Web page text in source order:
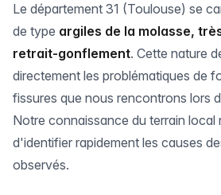
Le département 31 (Toulouse) se
de type argiles de la molasse,
retrait-gonflement. Cette nature
directement les problématiques de
fissures que nous rencontrons lors
Notre connaissance du terrain local
d'identifier rapidement les causes
observés.